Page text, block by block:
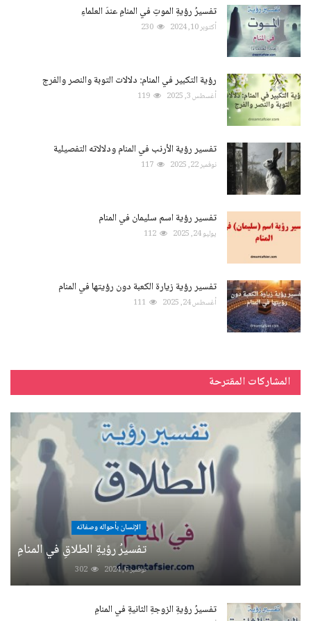
تفسيرُ رؤيةِ الموتِ في المنامِ عندَ العلماءِ
أكتوبر 10, 2024 230
رؤية التكبير في المنام: دلالات التوبة والنصر والفرج
أغسطس 3, 2025 119
تفسير رؤية الأرنب في المنام ودلالاته التفصيلية
نوفمبر 22, 2025 117
تفسير رؤية اسم سليمان في المنام
يوليو 24, 2025 112
تفسير رؤية زيارة الكعبة دون رؤيتها في المنام
أغسطس 24, 2025 111
المشاركات المقترحة
الإنسان بأحواله وصفاته
تفسيرُ رؤيةِ الطلاقِ في المنامِ
نوفمبر 6, 2024 302
تفسيرُ رؤيةِ الزوجةِ الثانيةِ في المنامِ